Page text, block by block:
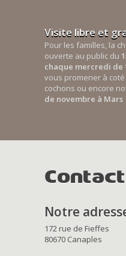
Visite libre et
Pour les familles, la
ouverte au public du
chaque mercredi de
vous promener à
cochons ou encore
de novembre à Mars
Notre
172 rue de Fieffes
80670 Canaples